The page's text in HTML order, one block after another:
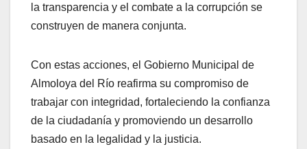
la transparencia y el combate a la corrupción se
construyen de manera conjunta.
Con estas acciones, el Gobierno Municipal de
Almoloya del Río reafirma su compromiso de
trabajar con integridad, fortaleciendo la confianza
de la ciudadanía y promoviendo un desarrollo
basado en la legalidad y la justicia.